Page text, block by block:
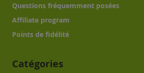
Questions fréquemment posées
Affiliate program
Points de fidélité
Catégories